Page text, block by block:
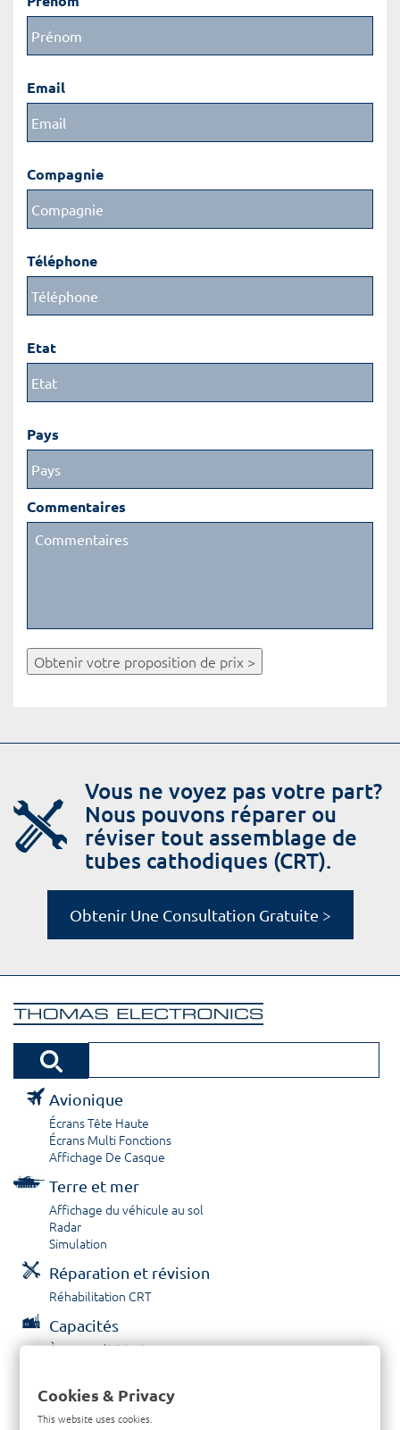
Email
Compagnie
Téléphone
Etat
Pays
Commentaires
Obtenir votre proposition de prix >
Vous ne voyez pas votre part?
Nous pouvons réparer ou
réviser tout assemblage de
tubes cathodiques (CRT).
Obtenir Une Consultation Gratuite >
Avionique
Écrans Tête Haute
Écrans Multi Fonctions
Affichage De Casque
Terre et mer
Affichage du véhicule au sol
Radar
Simulation
Réparation et révision
Réhabilitation CRT
Capacités
À propos / Historique
Contactez nous
Cookies & Privacy
This website uses cookies.